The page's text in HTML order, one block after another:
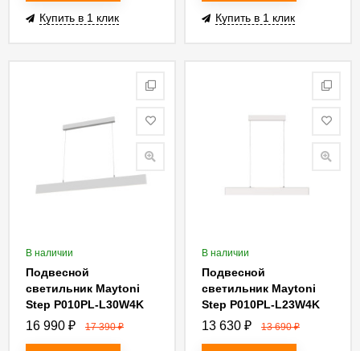
Купить в 1 клик Купить в 1 клик
В наличии
Подвесной
светильник Maytoni
Step P010PL-L30W4K
16 990 ₽ 17 390₽
В наличии
Подвесной
светильник Maytoni
Step P010PL-L23W4K
13 630 ₽ 13 690₽